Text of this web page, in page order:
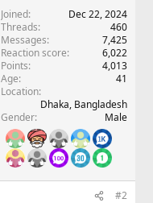
Joined
Dec 22, 2024
Threads
460
Messages
7,425
Reaction score
6,022
Points
4,013
Age
41
Location
Dhaka, Bangladesh
Gender
Male
#2